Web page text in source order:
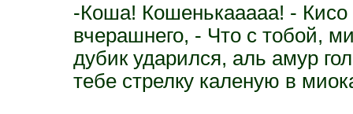
-Коша! Кошенькааааа! - Кисо
вчерашнего, - Что с тобой,
дубик ударился, аль амур
тебе стрелку каленую в